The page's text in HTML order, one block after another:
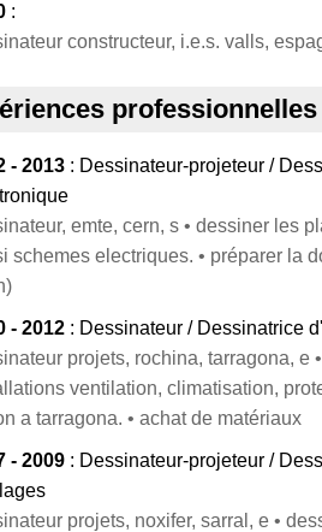
:
constructeur, i.e.s. valls,
professionnelles
- 2013 : Dessinateur-projeteur /
emte, cern, s • dessiner les
schemes electriques. • préparer la
- 2012 : Dessinateur / Dessinatrice
projets, rochina, tarragona, e
ventilation, climatisation,
a tarragona. • achat de matériaux
- 2009 : Dessinateur-projeteur /
projets, noxifer, sarral, e •